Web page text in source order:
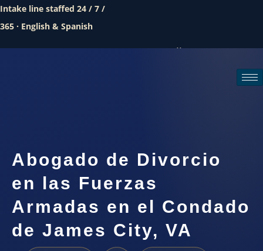
Intake line staffed 24 / 7 /
365 · English & Spanish
Call (888) 437-7747
Abogado de Divorcio
en las Fuerzas
Armadas en el Condado
de James City, VA